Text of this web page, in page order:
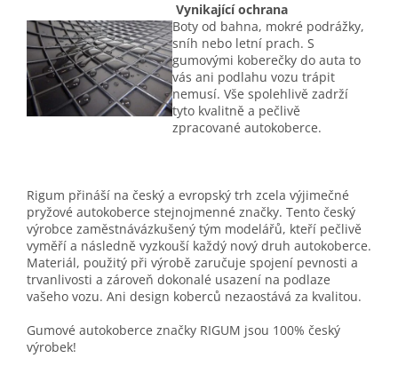
Vynikající ochrana
Boty od bahna, mokré podrážky,
sníh nebo letní prach. S
gumovými koberečky do auta to
vás ani podlahu vozu trápit
nemusí. Vše spolehlivě zadrží
tyto kvalitně a pečlivě
zpracované autokoberce.
Rigum přináší na český a evropský trh zcela výjimečné
pryžové autokoberce stejnojmenné značky. Tento český
výrobce zaměstnávázkušený tým modelářů, kteří pečlivě
vyměří a následně vyzkouší každý nový druh autokoberce.
Materiál, použitý při výrobě zaručuje spojení pevnosti a
trvanlivosti a zároveň dokonalé usazení na podlaze
vašeho vozu. Ani design koberců nezaostává za kvalitou.
Gumové autokoberce značky RIGUM jsou 100% český
výrobek!